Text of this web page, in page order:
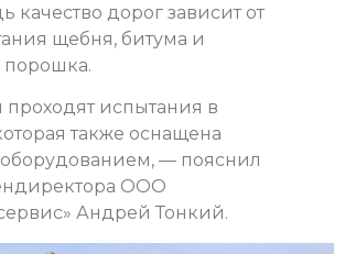
качество дорог зависит от
щебня, битума и
порошка.
испытания в
также оснащена
— пояснил
ООО
Андрей Тонкий.